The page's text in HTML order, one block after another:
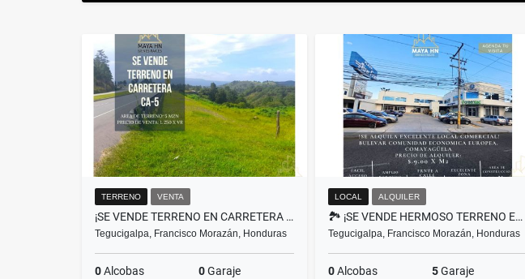
TERRENO VENTA
¡SE VENDE TERRENO EN CARRETERA CA-5!
Tegucigalpa, Francisco Morazán, Honduras
0Alcobas 0Garaje
LOCAL ALQUILER
🏞️ ¡SE VENDE HERMOSO TERRENO EN ZONA SUR, SANTA ANA! 🏡
Tegucigalpa, Francisco Morazán, Honduras
0Alcobas 5Garaje